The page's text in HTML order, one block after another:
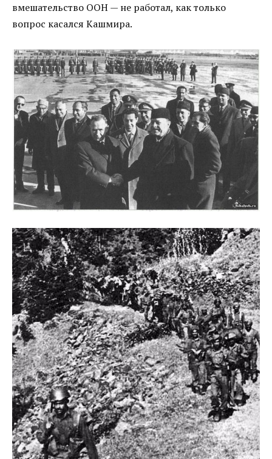
вмешательство ООН — не работал, как только
вопрос касался Кашмира.